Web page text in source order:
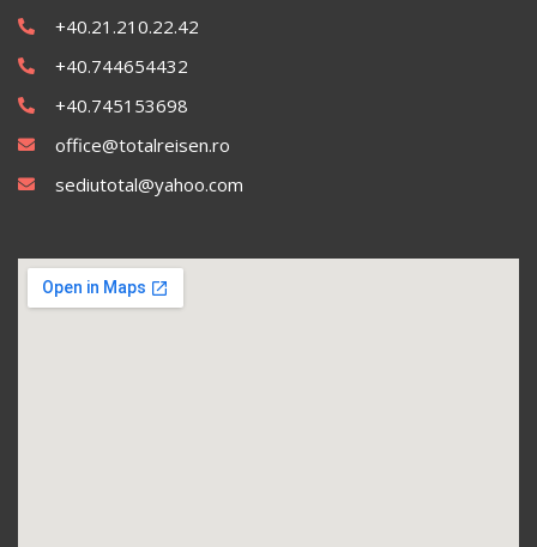
+40.21.210.22.42
+40.744654432
+40.745153698
office@totalreisen.ro
sediutotal@yahoo.com